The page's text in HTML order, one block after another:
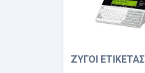
ΖΥΓΟΙ ΕΤΙΚΕΤΑΣ